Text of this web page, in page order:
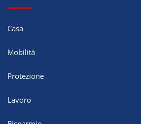
Casa
Mobilità
Protezione
Lavoro